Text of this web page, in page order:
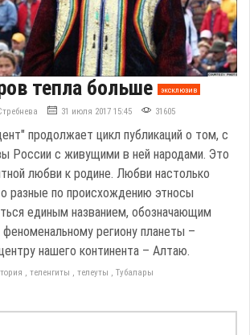
тепла больше эксклюзив
31 июля 2017 15:45 31605
продолжает цикл публикаций о том, с
России с живущими в ней народами. Это
любви к родине. Любви настолько
разные по происхождению этносы
единым названием, обозначающим
региону планеты –
нашего континента – Алтаю.
, теленгиты , телеуты , Тубалары